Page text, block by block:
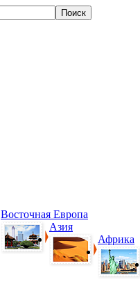
Восточная Европа
Азия
Африка